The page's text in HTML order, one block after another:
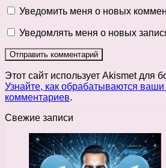
Уведомить меня о новых
Уведомлять меня о новых
Этот сайт использует Akismet для
Узнайте, как обрабатываются
комментариев.
Свежие записи